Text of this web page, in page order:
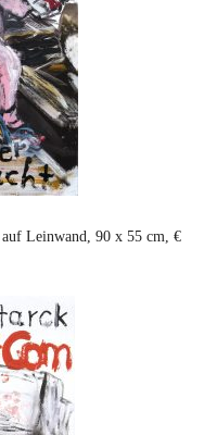
Leinwand, 90 x 55 cm, €